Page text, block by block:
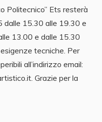
Politecnico” Ets resterà
dalle 15.30 alle 19.30 e
13.00 e dalle 15.30
tecniche. Per
all’indirizzo email:
Grazie per la